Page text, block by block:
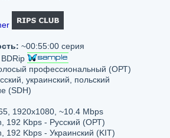
~00:55:00 серия
BDRip
профессиональный (ОРТ)
украинский, польский
(SDH)
1920x1080, ~10.4 Mbps
192 Kbps - Русский (ОРТ)
192 Kbps - Украинский (KIT)